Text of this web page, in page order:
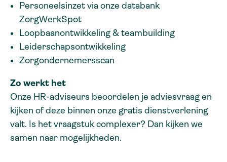
Personeelsinzet via onze databank
ZorgWerkSpot
Loopbaanontwikkeling & teambuilding
Leiderschapsontwikkeling
Zorgondernemersscan
Zo werkt het
Onze HR-adviseurs beoordelen je adviesvraag en
kijken of deze binnen onze gratis dienstverlening
valt. Is het vraagstuk complexer? Dan kijken we
samen naar mogelijkheden.